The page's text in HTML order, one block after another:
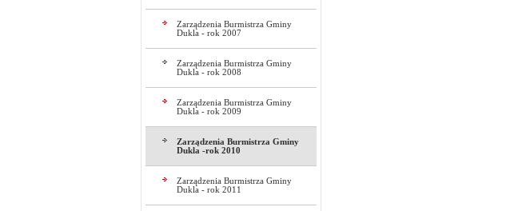
Zarządzenia Burmistrza Gminy
Dukla - rok 2007
Zarządzenia Burmistrza Gminy
Dukla - rok 2008
Zarządzenia Burmistrza Gminy
Dukla - rok 2009
Zarządzenia Burmistrza Gminy
Dukla -rok 2010
Zarządzenia Burmistrza Gminy
Dukla - rok 2011